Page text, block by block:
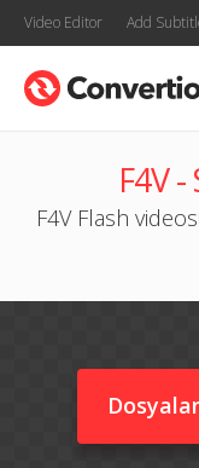
Video Editor Add
F4V
F4V Flash